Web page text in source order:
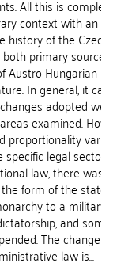
All this is
context with an
history of the Czech
primary
Austro-Hungarian
In general, it
adopted
examined.
proportionality
legal sector.
law, there was
form of the state
to a military-
and
The change in
law is...